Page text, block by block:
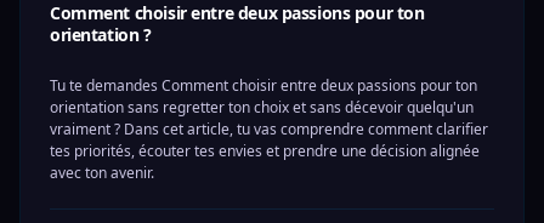
Comment choisir entre deux passions pour ton
orientation ?
Tu te demandes Comment choisir entre deux passions pour ton
orientation sans regretter ton choix et sans décevoir quelqu'un
vraiment ? Dans cet article, tu vas comprendre comment clarifier
tes priorités, écouter tes envies et prendre une décision alignée
avec ton avenir.